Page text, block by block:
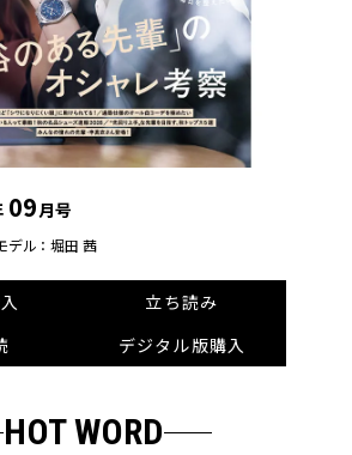
09月号
デル：堀田 茜
立ち読み
デジタル版購入
HOT WORD